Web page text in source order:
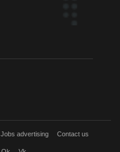
Jobs advertising Contact us